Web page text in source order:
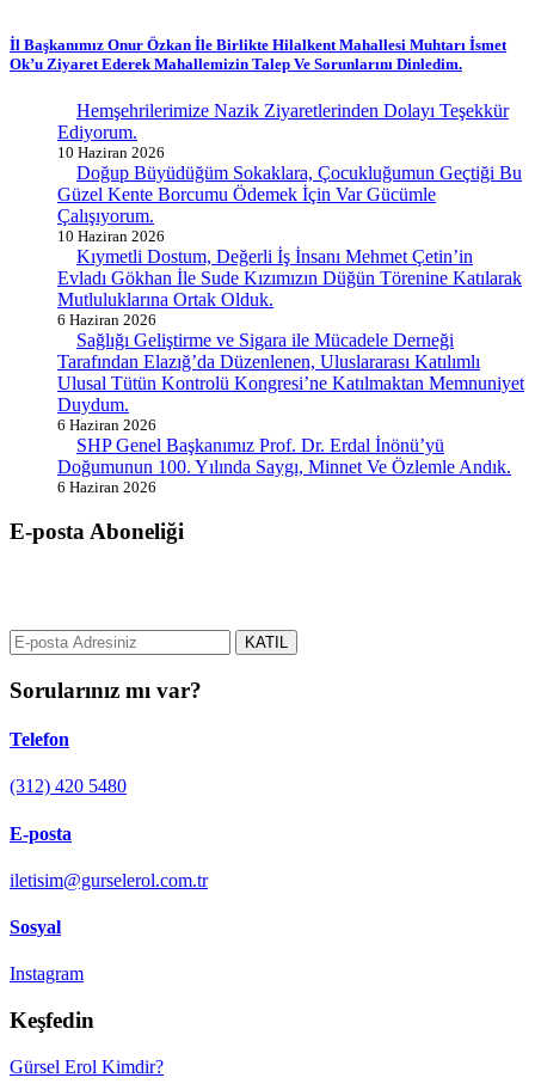
İl Başkanımız Onur Özkan İle Birlikte Hilalkent Mahallesi Muhtarı İsmet
Ok’u Ziyaret Ederek Mahallemizin Talep Ve Sorunlarını Dinledim.
Hemşehrilerimize Nazik Ziyaretlerinden Dolayı Teşekkür
Ediyorum.
10 Haziran 2026
Doğup Büyüdüğüm Sokaklara, Çocukluğumun Geçtiği Bu
Güzel Kente Borcumu Ödemek İçin Var Gücümle
Çalışıyorum.
10 Haziran 2026
Kıymetli Dostum, Değerli İş İnsanı Mehmet Çetin’in
Evladı Gökhan İle Sude Kızımızın Düğün Törenine Katılarak
Mutluluklarına Ortak Olduk.
6 Haziran 2026
Sağlığı Geliştirme ve Sigara ile Mücadele Derneği
Tarafından Elazığ’da Düzenlenen, Uluslararası Katılımlı
Ulusal Tütün Kontrolü Kongresi’ne Katılmaktan Memnuniyet
Duydum.
6 Haziran 2026
SHP Genel Başkanımız Prof. Dr. Erdal İnönü’yü
Doğumunun 100. Yılında Saygı, Minnet Ve Özlemle Andık.
6 Haziran 2026
E-posta Aboneliği
KATIL
Sorularınız mı var?
Telefon
(312) 420 5480
E-posta
iletisim@gurselerol.com.tr
Sosyal
Instagram
Keşfedin
Gürsel Erol Kimdir?